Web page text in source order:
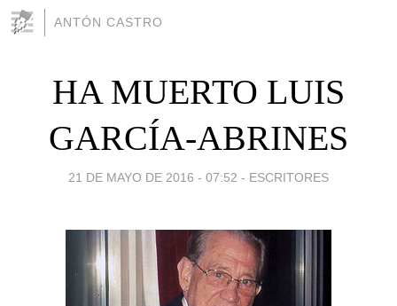
ANTÓN CASTRO
HA MUERTO LUIS
GARCÍA-ABRINES
21 DE MAYO DE 2016 - 07:52 - ESCRITORES